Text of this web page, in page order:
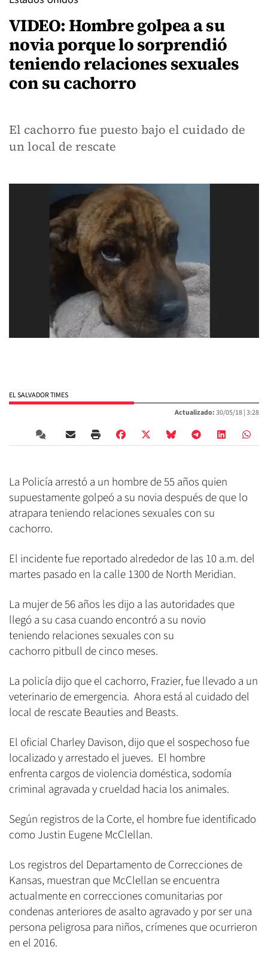
VIDEO: Hombre golpea a su
novia porque lo sorprendió
teniendo relaciones sexuales
con su cachorro
El cachorro fue puesto bajo el cuidado de
un local de rescate
EL SALVADOR TIMES
Actualizado:30/05/18 |3:28
La Policía arrestó a un hombre de 55 años quien
supuestamente golpeó a su novia después de que lo
atrapara teniendo relaciones sexuales con su
cachorro.
El incidente fue reportado alrededor de las 10 a.m. del
martes pasado en la calle 1300 de North Meridian.
La mujer de 56 años les dijo a las autoridades que
llegó a su casa cuando encontró a su novio
teniendo relaciones sexuales con su
cachorro pitbull de cinco meses.
La policía dijo que el cachorro, Frazier, fue llevado a un
veterinario de emergencia. Ahora está al cuidado del
local de rescate Beauties and Beasts.
El oficial Charley Davison, dijo que el sospechoso fue
localizado y arrestado el jueves. El hombre
enfrenta cargos de violencia doméstica, sodomía
criminal agravada y crueldad hacia los animales.
Según registros de la Corte, el hombre fue identificado
como Justin Eugene McClellan.
Los registros del Departamento de Correcciones de
Kansas, muestran que McClellan se encuentra
actualmente en correcciones comunitarias por
condenas anteriores de asalto agravado y por ser una
persona peligrosa para niños, crímenes que ocurrieron
en el 2016.